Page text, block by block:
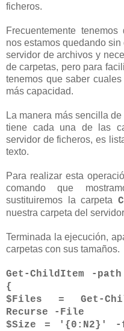
ficheros.
Frecuentemente
nos estamos quedando
servidor de archivos y
de carpetas, pero para
tenemos que saber
más capacidad.
La manera más sencilla
tiene cada una de las
servidor de ficheros, es
texto.
Para realizar esta
comando que
sustituiremos la carpeta
nuestra carpeta del
Terminada la ejecución,
carpetas con sus tamaños.
Get-ChildItem -
{
$Files = Get-
Recurse -File
$Size = '{0:N2}'